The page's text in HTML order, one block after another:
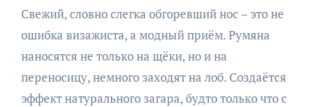
Свежий, словно слегка обгоревший нос – это не
ошибка визажиста, а модный приём. Румяна
наносятся не только на щёки, но и на
переносицу, немного заходят на лоб. Создаётся
эффект натурального загара, будто только что с